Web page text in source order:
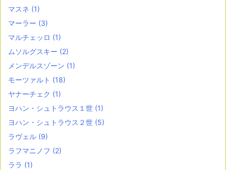
マスネ (1)
マーラー (3)
マルチェッロ (1)
ムソルグスキー (2)
メンデルスゾーン (1)
モーツァルト (18)
ヤナーチェク (1)
ヨハン・シュトラウス１世 (1)
ヨハン・シュトラウス２世 (5)
ラヴェル (9)
ラフマニノフ (2)
ララ (1)